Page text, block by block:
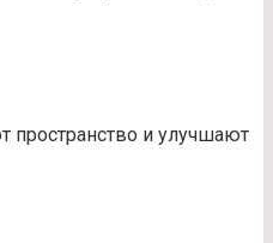
пространство и улучшают